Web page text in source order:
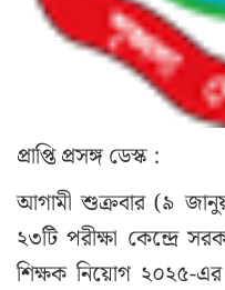
প্রাপ্তি প্রসঙ্গ ডেস্ক :
আগামী শুক্রবার (৯
২৩টি পরীক্ষা কেন্দ্রে
শিক্ষক নিয়োগ ২০২৫-